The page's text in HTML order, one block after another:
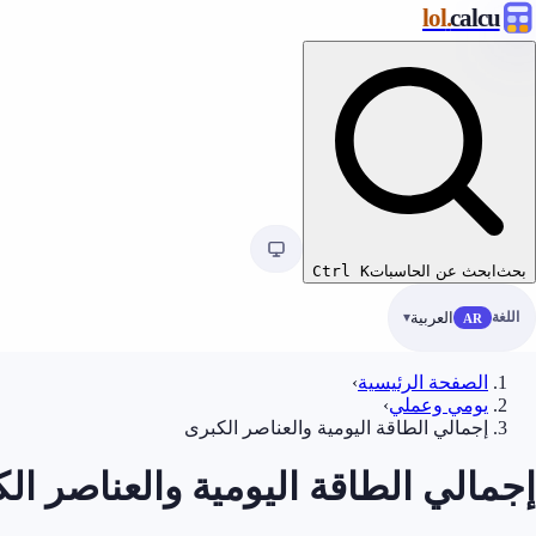
calcu
.lol
بحث ابحث عن الحاسبات Ctrl K
اللغة AR العربية
الصفحة الرئيسية›
يومي وعملي›
إجمالي الطاقة اليومية والعناصر الكبرى
إجمالي الطاقة اليومية والعناصر